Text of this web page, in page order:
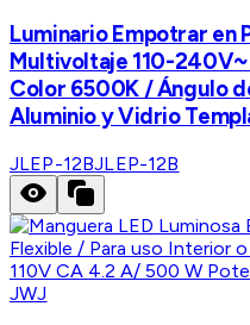
Luminario Empotrar en
Multivoltaje 110-
Color 6500K / Ángulo
Aluminio y Vidrio
JLEP-12BJLEP-12B
JWJ